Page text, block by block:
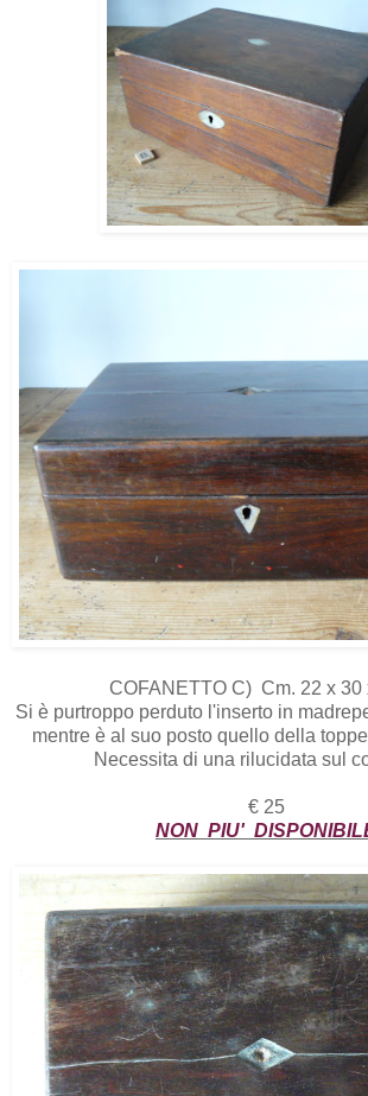
COFANETTO C) Cm. 22 x 30
Si è purtroppo perduto l'inserto in
mentre è al suo posto quello della
Necessita di una rilucidata sul
€ 25
NON PIU'